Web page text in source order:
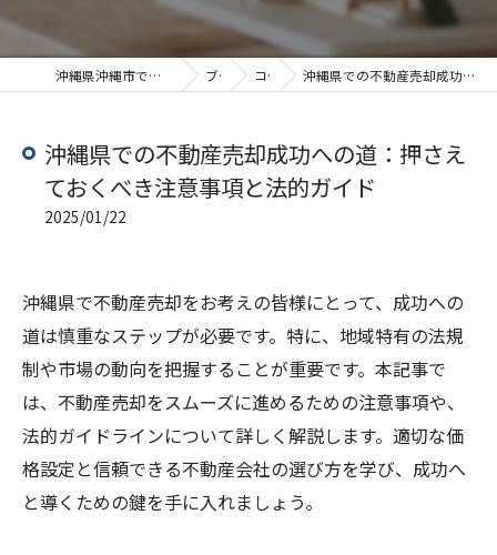
沖縄県沖縄市で不動産売却なら合同会社MYK不動産 ブログ コラム 沖縄県での不動産売却成功への道：押さえておくべき注意事項と法的ガイド
沖縄県での不動産売却成功への道：押さえ
ておくべき注意事項と法的ガイド
2025/01/22
沖縄県で不動産売却をお考えの皆様にとって、成功への
道は慎重なステップが必要です。特に、地域特有の法規
制や市場の動向を把握することが重要です。本記事で
は、不動産売却をスムーズに進めるための注意事項や、
法的ガイドラインについて詳しく解説します。適切な価
格設定と信頼できる不動産会社の選び方を学び、成功へ
と導くための鍵を手に入れましょう。